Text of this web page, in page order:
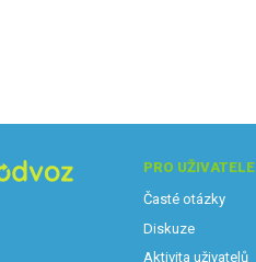
PRO UŽIVATELE
Časté otázky
Diskuze
Aktivita uživatelů